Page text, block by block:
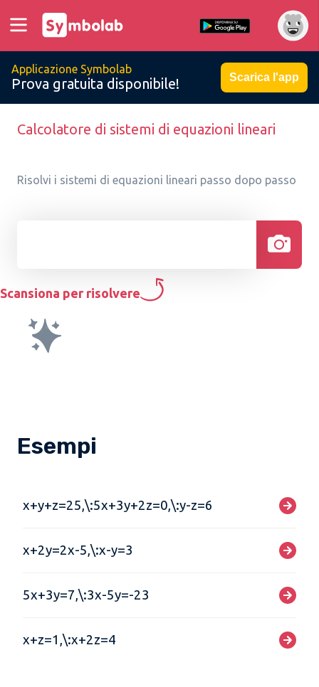
Applicazione Symbolab
Prova gratuita disponibile! Scarica l'app
Calcolatore di sistemi di equazioni lineari
Risolvi i sistemi di equazioni lineari passo dopo passo
Scansiona per risolvere
Esempi
x+y+z=25,\:5x+3y+2z=0,\:y-z=6
x+2y=2x-5,\:x-y=3
5x+3y=7,\:3x-5y=-23
x+z=1,\:x+2z=4